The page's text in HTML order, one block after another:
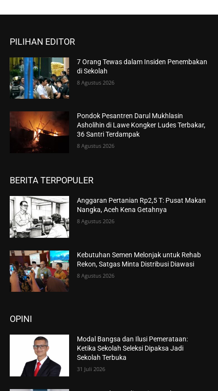
PILIHAN EDITOR
7 Orang Tewas dalam Insiden Penembakan
di Sekolah
8 Agustus 2026
Pondok Pesantren Darul Mukhlasin
Asholihin di Lawe Kongker Ludes Terbakar,
36 Santri Terdampak
8 Agustus 2026
BERITA TERPOPULER
Anggaran Pertanian Rp2,5 T: Pusat Makan
Nangka, Aceh Kena Getahnya
8 Agustus 2026
Kebutuhan Semen Melonjak untuk Rehab
Rekon, Satgas Minta Distribusi Diawasi
8 Agustus 2026
OPINI
Modal Bangsa dan Ilusi Pemerataan:
Ketika Sekolah Seleksi Dipaksa Jadi
Sekolah Terbuka
31 Juli 2026